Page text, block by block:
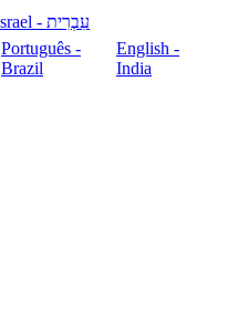
עִבְרִית - Israel
Português -
Brazil
English -
India